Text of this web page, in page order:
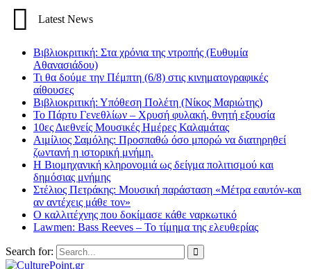
Latest News
Βιβλιοκριτική: Στα χρόνια της ντροπής (Ευθυμία
Αθανασιάδου)
Τι θα δούμε την Πέμπτη (6/8) στις κινηματογραφικές
αίθουσες
Βιβλιοκριτική: Υπόθεση Πολέτη (Νίκος Μαριώτης)
Το Πάρτυ Γενεθλίων – Χρυσή φυλακή, θνητή εξουσία
10ες Διεθνείς Μουσικές Ημέρες Καλαμάτας
Αιμίλιος Σαμόλης: Προσπαθώ όσο μπορώ να διατηρηθεί
ζωντανή η ιστορική μνήμη.
Η Βιομηχανική κληρονομιά ως δείγμα πολιτισμού και
δημόσιας μνήμης
Στέλιος Πετράκης: Μουσική παράσταση «Μέτρα εαυτόν-και
αν αντέχεις μάθε τον»
Ο καλλιτέχνης που δοκίμασε κάθε ναρκωτικό
Lawmen: Bass Reeves – Το τίμημα της ελευθερίας
Search for: